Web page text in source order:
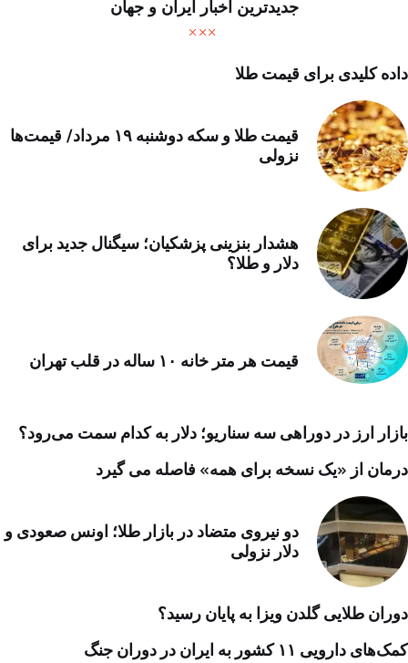
جدیدترین اخبار ایران و جهان
داده کلیدی برای قیمت طلا
قیمت طلا و سکه دوشنبه ۱۹ مرداد/ قیمت‌ها
نزولی
هشدار بنزینی پزشکیان؛ سیگنال جدید برای
دلار و طلا؟
قیمت هر متر خانه ۱۰ ساله در قلب تهران
بازار ارز در دوراهی سه سناریو؛ دلار به کدام سمت می‌رود؟
درمان از «یک نسخه برای همه» فاصله می گیرد
دو نیروی متضاد در بازار طلا؛ اونس صعودی و
دلار نزولی
دوران طلایی گلدن ویزا به پایان رسید؟
کمک‌های دارویی ۱۱ کشور به ایران در دوران جنگ